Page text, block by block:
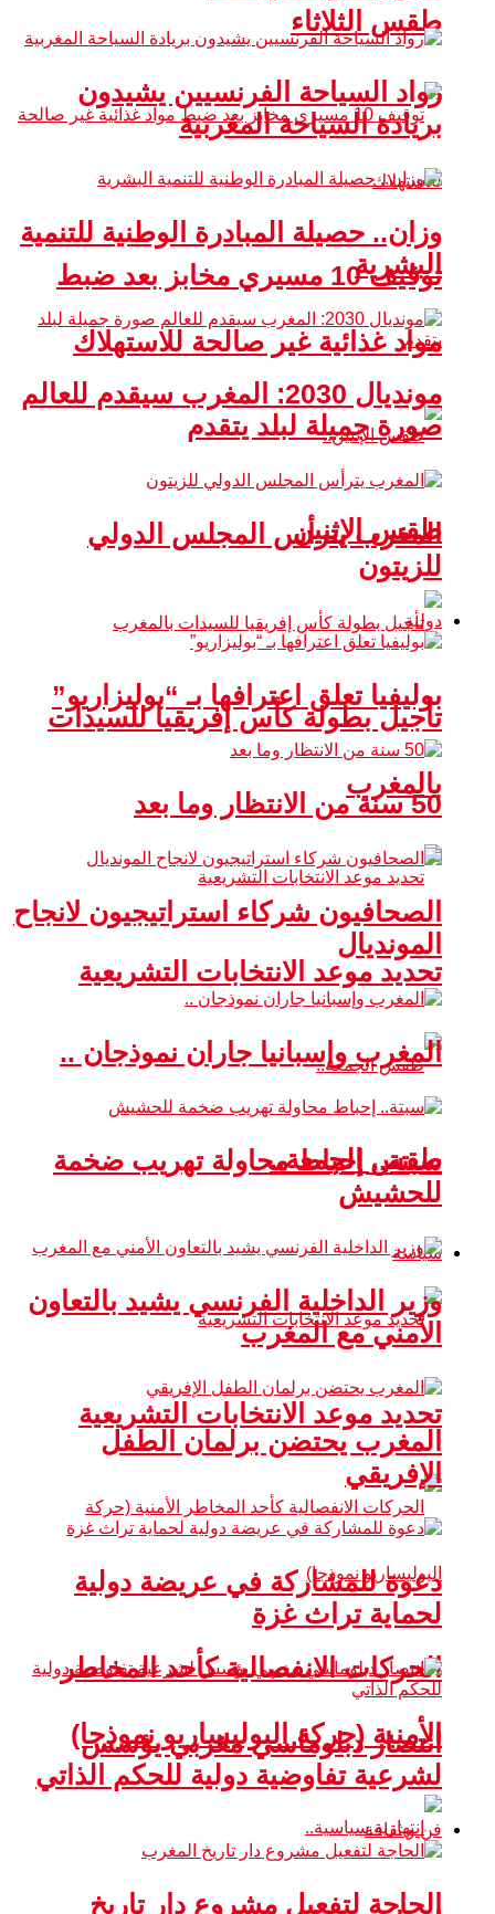
طقس الثلاثاء
توقيف 10 مسيري مخابز بعد ضبط
مواد غذائية غير صالحة للاستهلاك
طقس الإثنين
تأجيل بطولة كأس إفريقيا للسيدات
بالمغرب
تحديد موعد الانتخابات التشريعية
طقس الجمعة..
سياسة
تحديد موعد الانتخابات التشريعية
الحركات الانفصالية كأحد المخاطر
الأمنية (حركة البوليساريو نموذجا)
رواد السياحة الفرنسيين يشيدون
بريادة السياحة المغربية
وزان.. حصيلة المبادرة الوطنية للتنمية
البشرية
مونديال 2030: المغرب سيقدم للعالم
صورة جميلة لبلد يتقدم
المغرب يترأس المجلس الدولي
للزيتون
دولية
بوليفيا تعلق اعترافها بـ “بوليزاريو”
50 سنة من الانتظار وما بعد
الصحافيون شركاء استراتيجيون لانجاح
المونديال
المغرب وإسبانيا جاران نموذجان ..
سبتة.. إحباط محاولة تهريب ضخمة
للحشيش
وزير الداخلية الفرنسي يشيد بالتعاون
الأمني مع المغرب
المغرب يحتضن برلمان الطفل
الإفريقي
دعوة للمشاركة في عريضة دولية
لحماية تراث غزة
انتصار دبلوماسي مغربي يؤسس
لشرعية تفاوضية دولية للحكم الذاتي
فن و ثقافة
الحاجة لتفعيل مشروع دار تاريخ